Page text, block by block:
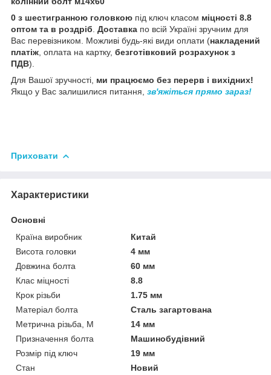
0 з шестигранною головкою під ключ класом міцності 8.8
оптом та в роздріб. Доставка по всій Україні зручним для
Вас перевізником. Можливі будь-які види оплати (накладений
платіж, оплата на картку, безготівковий розрахунок з
ПДВ).
Для Вашої зручності, ми працюємо без перерв і вихідних!
Якщо у Вас залишилися питання, зв'яжіться прямо зараз!
Приховати
Характеристики
Основні
Країна виробник
Китай
Висота головки
4 мм
Довжина болта
60 мм
Клас міцності
8.8
Крок різьби
1.75 мм
Матеріал болта
Сталь загартована
Метрична різьба, М
14 мм
Призначення болта
Машинобудівний
Розмір під ключ
19 мм
Стан
Новий